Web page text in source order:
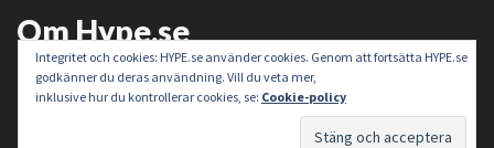
Om Hype.se
Om oss
Om #SweGame
Integritet och cookies: HYPE.se använder cookies. Genom att fortsätta HYPE.se
godkänner du deras användning. Vill du veta mer,
inklusive hur du kontrollerar cookies, se: Cookie-policy